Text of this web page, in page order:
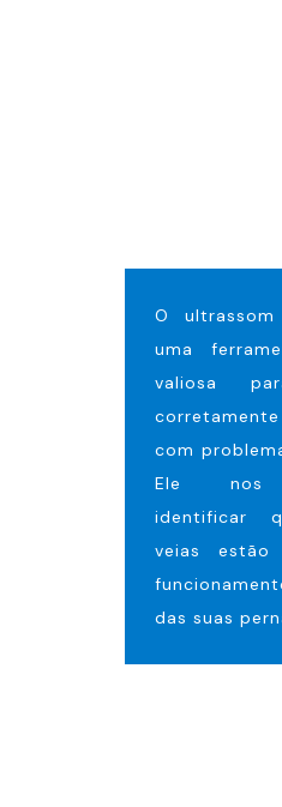
O
uma
valiosa
com
Ele nos
identificar
veias estão
das suas